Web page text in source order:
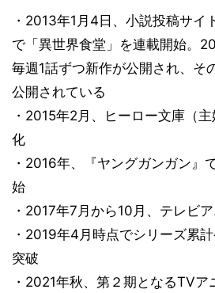
・2013年1月4日、小説投稿サイ
で「異世界食堂」を連載開始。
毎週1話ずつ新作が公開され、そ
公開されている
・2015年2月、ヒーロー文庫（
化
・2016年、『ヤングガンガン』
始
・2017年7月から10月、テレビ
・2019年4月時点でシリーズ累
突破
・2021年秋、第２期となるTVア